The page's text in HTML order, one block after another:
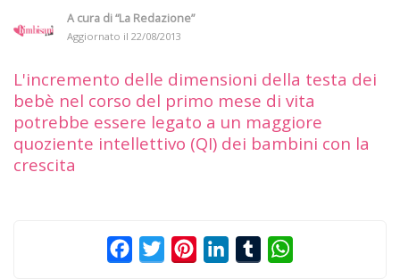
A cura di“La Redazione”
Aggiornato il 22/08/2013
L'incremento delle dimensioni della testa dei
bebè nel corso del primo mese di vita
potrebbe essere legato a un maggiore
quoziente intellettivo (QI) dei bambini con la
crescita
FacebookTwitterPinterestLinkedInTumblr